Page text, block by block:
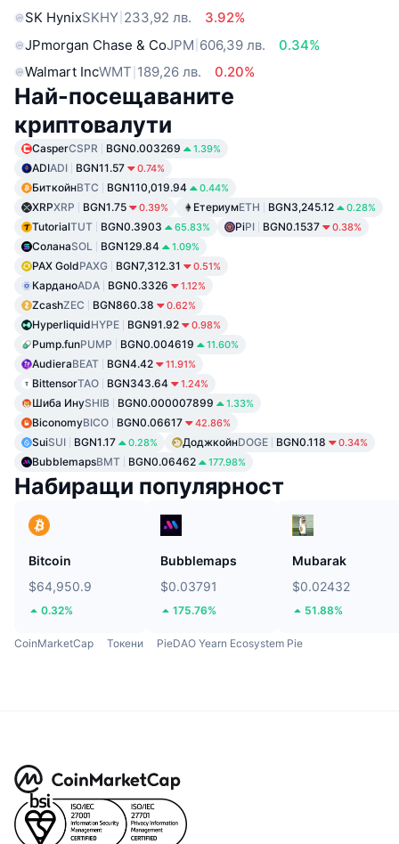
SK HynixSKHY 233,92 лв.
3.92%
JPmorgan Chase & CoJPM 606,39 лв.
0.34%
Walmart IncWMT 189,26 лв. 0.20%
Най-посещаваните
криптовалути
CasperCSPR BGN0.003269 1.39%
ADIADI BGN11.57 0.74%
БиткойнBTC BGN110,019.94 0.44%
XRPXRP BGN1.75 0.39% ЕтериумETH BGN3,245.12 0.28%
TutorialTUT BGN0.3903 65.83% PiPI BGN0.1537 0.38%
СоланаSOL BGN129.84 1.09%
PAX GoldPAXG BGN7,312.31 0.51%
КарданоADA BGN0.3326 1.12%
ZcashZEC BGN860.38 0.62%
HyperliquidHYPE BGN91.92 0.98%
Pump.funPUMP BGN0.004619 11.60%
AudieraBEAT BGN4.42 11.91%
BittensorTAO BGN343.64 1.24%
Шиба ИнуSHIB BGN0.000007899 1.33%
BiconomyBICO BGN0.06617 42.86%
SuiSUI BGN1.17 0.28% ДоджкойнDOGE BGN0.118 0.34%
BubblemapsBMT BGN0.06462 177.98%
Набиращи популярност
Bitcoin
$64,950.9
0.32%
Bubblemaps
$0.03791
175.76%
Mubarak
$0.02432
51.88%
CoinMarketCap Токени PieDAO Yearn Ecosystem Pie